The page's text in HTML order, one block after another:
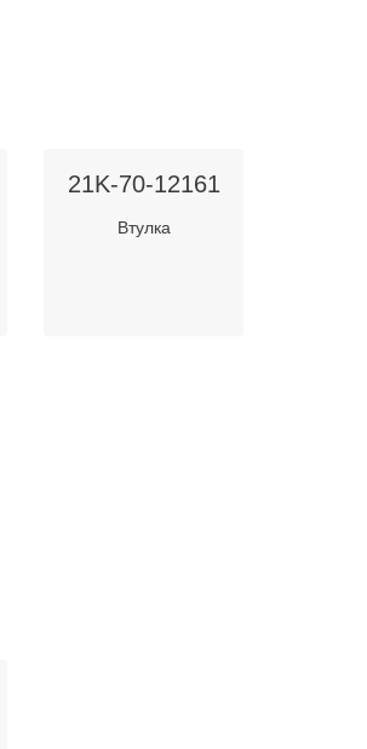
21K-70-12161
Втулка